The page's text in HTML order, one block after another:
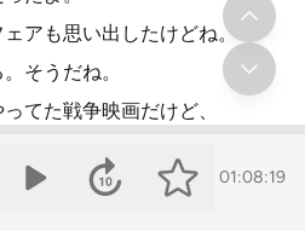
アも思い出したけどね。
そうだね。
てた戦争映画だけど、
01:08:19